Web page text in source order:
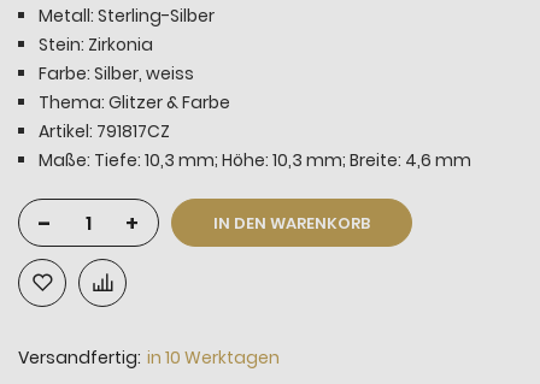
Metall: Sterling-Silber
Stein: Zirkonia
Farbe: Silber, weiss
Thema: Glitzer & Farbe
Artikel: 791817CZ
Maße: Tiefe: 10,3 mm; Höhe: 10,3 mm; Breite: 4,6 mm
- + IN DEN WARENKORB
Versandfertig: in 10 Werktagen